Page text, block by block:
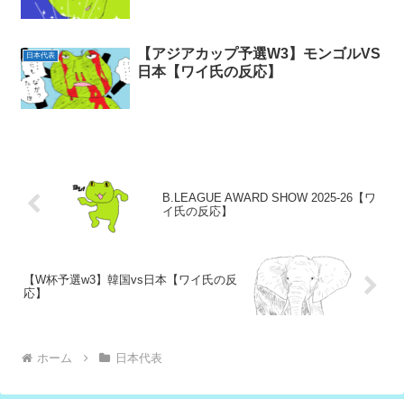
日本代表
【アジアカップ予選W3】モンゴルVS
日本【ワイ氏の反応】
B.LEAGUE AWARD SHOW 2025-26【ワ
イ氏の反応】
【W杯予選w3】韓国vs日本【ワイ氏の反
応】
ホーム 日本代表